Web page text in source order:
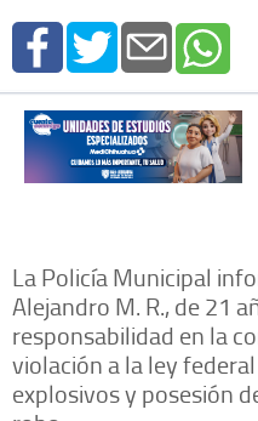
La Policía Municipal
Alejandro M. R., de 21
responsabilidad en la
violación a la ley
explosivos y posesión